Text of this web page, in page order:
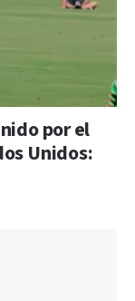
por el
Unidos: